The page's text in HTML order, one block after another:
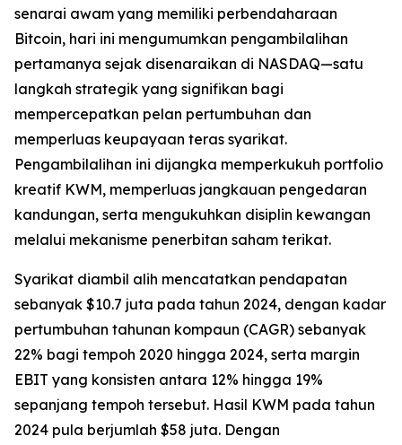
senarai awam yang memiliki perbendaharaan
Bitcoin, hari ini mengumumkan pengambilalihan
pertamanya sejak disenaraikan di NASDAQ—satu
langkah strategik yang signifikan bagi
mempercepatkan pelan pertumbuhan dan
memperluas keupayaan teras syarikat.
Pengambilalihan ini dijangka memperkukuh portfolio
kreatif KWM, memperluas jangkauan pengedaran
kandungan, serta mengukuhkan disiplin kewangan
melalui mekanisme penerbitan saham terikat.
Syarikat diambil alih mencatatkan pendapatan
sebanyak $10.7 juta pada tahun 2024, dengan kadar
pertumbuhan tahunan kompaun (CAGR) sebanyak
22% bagi tempoh 2020 hingga 2024, serta margin
EBIT yang konsisten antara 12% hingga 19%
sepanjang tempoh tersebut. Hasil KWM pada tahun
2024 pula berjumlah $58 juta. Dengan